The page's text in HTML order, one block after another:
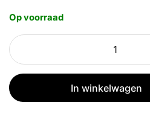
Op voorraad
Samsung
Galaxy
Ultra
47mm
In winkelwagen